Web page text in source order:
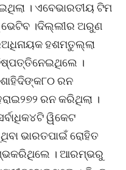
। ଏବେଭାରତୀୟ ଟିମ
ଭେଟିବ ।ଦିଲ୍ଲୀର ଅରୁଣ
ହଶମତୁଲ୍ଲା
।
ରନ
ରନ କରିଥିଲା ।
ୱିକେଟ
ଭାରତପାଇଁ ରୋହିତ
। ଆରମ୍ଭରୁ